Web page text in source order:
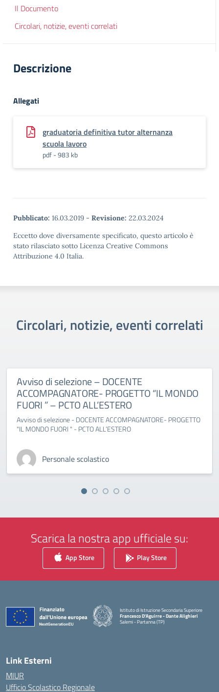
Il Documento
Circolari, notizie, eventi correlati
Descrizione
Allegati
graduatoria definitiva tutor alternanza
scuola lavoro
pdf - 983 kb
Pubblicato: 16.03.2019 - Revisione: 22.03.2024
Eccetto dove diversamente specificato, questo articolo è
stato rilasciato sotto Licenza Creative Commons
Attribuzione 4.0 Italia.
Circolari, notizie, eventi correlati
Avviso di selezione – DOCENTE
ACCOMPAGNATORE- PROGETTO “IL MONDO
FUORI ” – PCTO ALL’ESTERO
Avviso di selezione - DOCENTE ACCOMPAGNATORE- PROGETTO
"IL MONDO FUORI " - PCTO ALL’ESTERO
Personale scolastico
Scarica la nostra app ufficiale su:
App Store Play Store
Istituto di Istruzione Secondaria Superiore
Francesco D'Aguirre - Dante Alighieri
Salemi - Partanna (TP)
Link Esterni
MIUR
Ufficio Scolastico Regionale